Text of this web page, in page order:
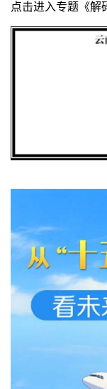
点击进入专题《解